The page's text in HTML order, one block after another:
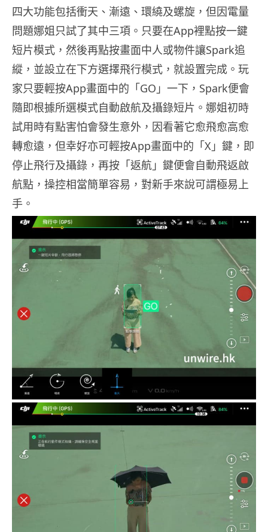
四大功能包括衝天、漸遠、環繞及螺旋，但因電量
問題娜姐只試了其中三項。只要在App裡點按一鍵
短片模式，然後再點按畫面中人或物件讓Spark追
縱，並設立在下方選擇飛行模式，就設置完成。玩
家只要輕按App畫面中的「GO」一下，Spark便會
隨即根據所選模式自動啟航及攝錄短片。娜姐初時
試用時有點害怕會發生意外，因看著它愈飛愈高愈
轉愈遠，但幸好亦可輕按App畫面中的「X」鍵，即
停止飛行及攝錄，再按「返航」鍵便會自動飛返啟
航點，操控相當簡單容易，對新手來說可謂極易上
手。